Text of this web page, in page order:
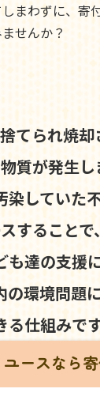
まわずに、寄
せんか？
てられ焼却
質が発生し
染していた
することで、
達の支援
の環境問題
仕組みです
ースなら